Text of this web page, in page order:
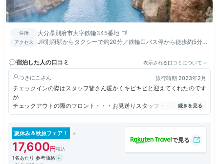
住所 大分県別府市大字鉄輪345番地
アクセス
JR別府駅からタクシーで約20分／鉄輪口バス停から徒歩約5分／
宿泊した人の口コミ
表示される口コミについて
つきにこ 旅行時期 2023年2月
チェックインの際はスタッフ皆さん暖かくキビキビと迎えてくれたのです
が
チェックアウトの際のフロント・・・お見送りスタッフ・・全くしゃべら
ない。
感じました。
良いホテルだったのですがレストランでの食事の提供の仕方
温泉が寒いのに外を通っていかなくてはならないこと
夏休み＆秋旅フェア！
17,600
1名あたり 参考価格